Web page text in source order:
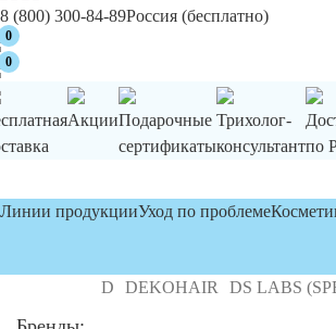
8 (800) 300-84-89Россия (бесплатно)
0
0
АкцииПодарочные
сертификаты
Трихолог-
консультантпо
Линии продукцииУход по проблеме
DEKOHAIR DS LABS